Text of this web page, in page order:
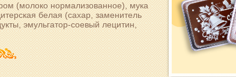
(молоко нормализованное), мука
белая (сахар, заменитель
эмульгатор-соевый лецитин,